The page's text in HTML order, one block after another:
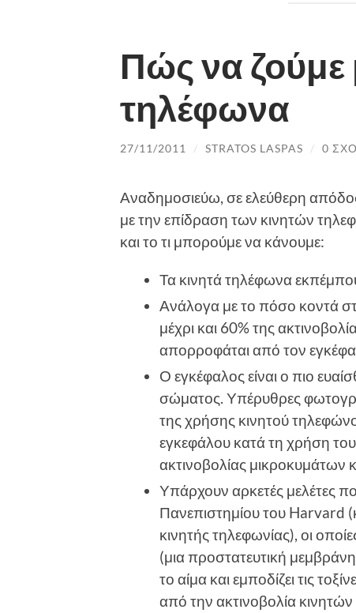
Πώς να ζούμε
τηλέφωνα
27/11/2011 / STRATOS LASPAS / 0
Αναδημοσιεύω, σε ελεύθερη
με την επίδραση των κινητών
και το τι μπορούμε να κάνουμε:
Τα κινητά τηλέφωνα
Ανάλογα με το πόσο κοντά
μέχρι και 60% της
απορροφάται από τον
Ο εγκέφαλος είναι ο πιο
σώματος. Υπέρυθρες
της χρήσης κινητού
εγκεφάλου κατά τη χρήση
ακτινοβολίας μικροκυμάτων
Υπάρχουν αρκετές μελέτες
Πανεπιστημίου του Harvard
κινητής τηλεφωνίας), οι
(μια προστατευτική
το αίμα και εμποδίζει τις
από την ακτινοβολία